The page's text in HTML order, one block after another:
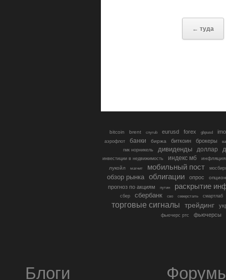
← туда
bitcoin brent cnyrub eurusd forex gbpusd
аэрофлот банки биржа биткоин брокеры
гмк норникель
дивиденды доллар
инвестиции в недвижимость индекс мб
инфляция
лукойл
магнит мобильный пост
обзор рынка облигации опрос
прогноз по акциям путин раскрытие
сбер сбербанк сво северсталь смартлаб
торговые сигналы трейдинг
фьючерс ртс фьючерсы
Блоги